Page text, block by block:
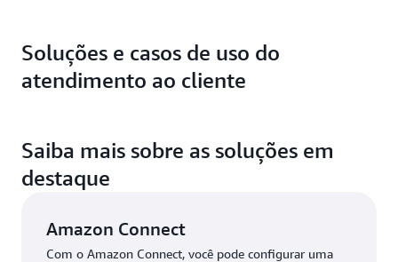
Soluções e casos de uso do
atendimento ao cliente
Saiba mais sobre as soluções em
destaque
Amazon Connect
Com o Amazon Connect, você pode configurar uma